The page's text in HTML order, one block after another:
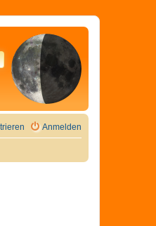
ERWEITERTE SUCHE
Anmelden